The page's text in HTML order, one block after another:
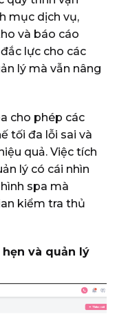
mục dịch vụ,
và báo cáo
lực cho các
lý mà vẫn nâng
cho phép các
tối đa lỗi sai và
quả. Việc tích
lý có cái nhìn
spa mà
kiểm tra thủ
và quản lý